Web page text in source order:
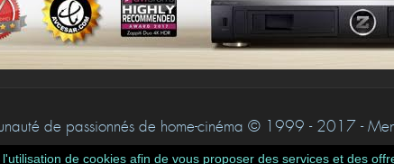
de passionnés de home-cinéma © 1999 - 2017 -
de cookies afin de vous proposer des services et des